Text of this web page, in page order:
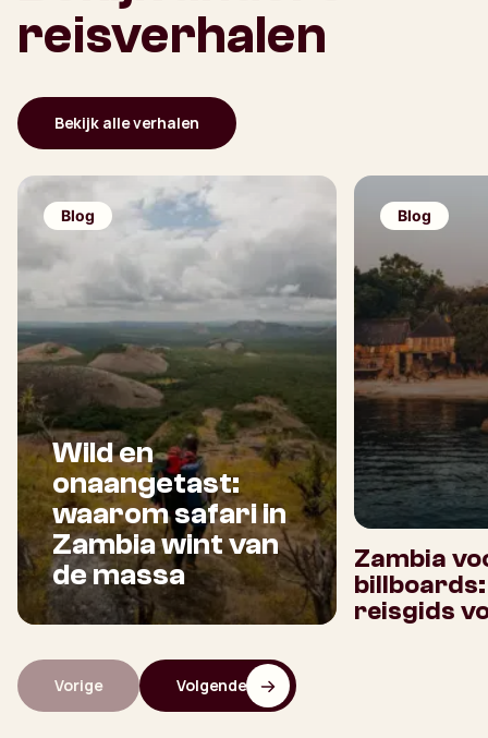
reisverhalen
Bekijk alle verhalen
Blog
Wild en
onaangetast:
waarom safari in
Zambia wint van
de massa
Blog
Zambia
reisgids
Vorige Volgende